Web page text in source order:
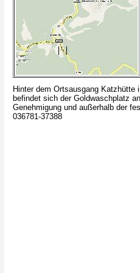
Hinter dem Ortsausgang Katzhütte
befindet sich der Goldwaschplatz
Genehmigung und außerhalb der
036781-37388